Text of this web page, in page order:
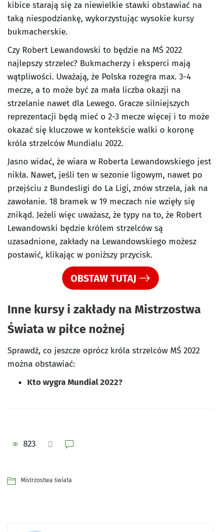
kibice starają się za niewielkie stawki obstawiać na
taką niespodziankę, wykorzystując wysokie kursy
bukmacherskie.
Czy Robert Lewandowski to będzie na MŚ 2022
najlepszy strzelec? Bukmacherzy i eksperci mają
wątpliwości. Uważają, że Polska rozegra max. 3-4
mecze, a to może być za mała liczba okazji na
strzelanie nawet dla Lewego. Gracze silniejszych
reprezentacji będą mieć o 2-3 mecze więcej i to może
okazać się kluczowe w kontekście walki o koronę
króla strzelców Mundialu 2022.
Jasno widać, że wiara w Roberta Lewandowskiego jest
nikła. Nawet, jeśli ten w sezonie ligowym, nawet po
przejściu z Bundesligi do La Ligi, znów strzela, jak na
zawołanie. 18 bramek w 19 meczach nie wzięły się
znikąd. Jeżeli więc uważasz, że typy na to, że Robert
Lewandowski będzie królem strzelców są
uzasadnione, zakłady na Lewandowskiego możesz
postawić, klikając w poniższy przycisk.
OBSTAW TUTAJ
Inne kursy i zakłady na Mistrzostwa
Świata w piłce nożnej
Sprawdź, co jeszcze oprócz króla strzelców MŚ 2022
można obstawiać:
Kto wygra Mundial 2022?
823
Mistrzostwa świata